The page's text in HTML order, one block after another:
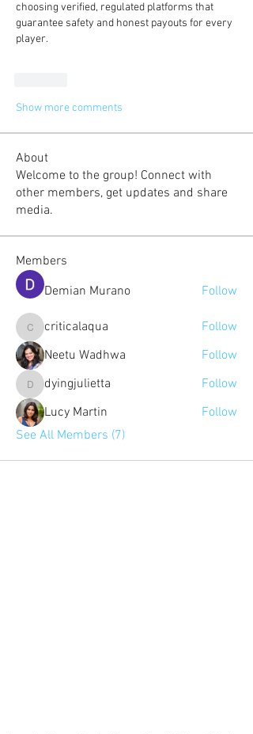
choosing verified, regulated platforms that
guarantee safety and honest payouts for every
player.
Show more comments
About
Welcome to the group! Connect with
other members, get updates and share
media.
Members
Demian Murano
Follow
criticalaqua
criticalaqua
Follow
Neetu Wadhwa
Follow
dyingjulietta
dyingjulietta
Follow
Lucy Martin
Follow
See All Members (7)